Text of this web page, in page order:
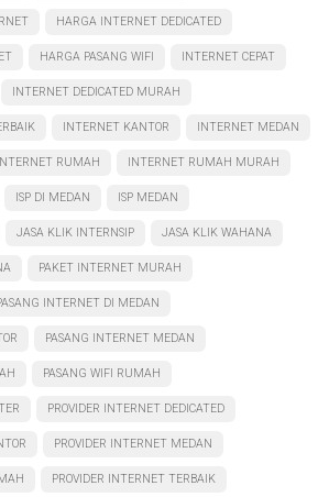
HARGA INTERNET DEDICATED
HARGA PASANG WIFI INTERNET CEPAT
INTERNET DEDICATED MURAH
INTERNET KANTOR INTERNET MEDAN
RUMAH INTERNET RUMAH MURAH
ISP DI MEDAN ISP MEDAN
JASA KLIK INTERNSIP JASA KLIK WAHANA
PAKET INTERNET MURAH
INTERNET DI MEDAN
PASANG INTERNET MEDAN
PASANG WIFI RUMAH
PROVIDER INTERNET DEDICATED
PROVIDER INTERNET MEDAN
PROVIDER INTERNET TERBAIK